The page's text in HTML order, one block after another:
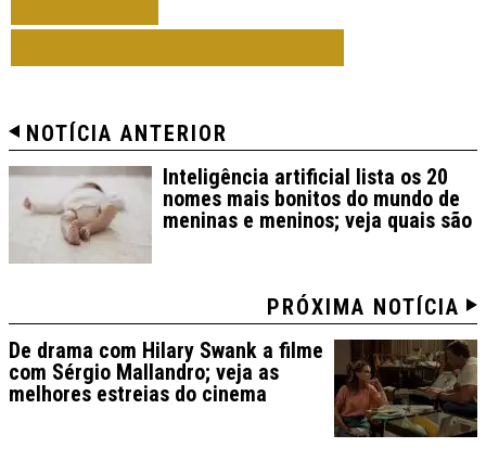
NOTÍCIA ANTERIOR
Inteligência artificial lista os 20
nomes mais bonitos do mundo de
meninas e meninos; veja quais são
PRÓXIMA NOTÍCIA
De drama com Hilary Swank a filme
com Sérgio Mallandro; veja as
melhores estreias do cinema